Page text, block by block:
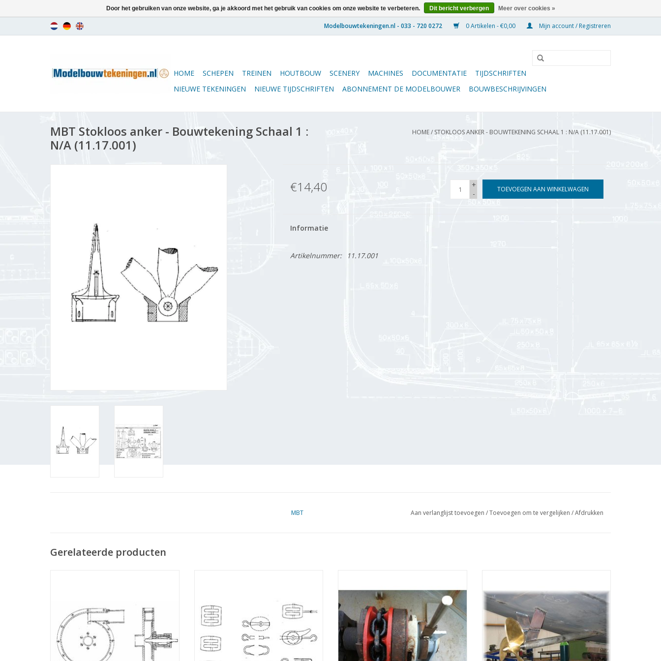
0 Artikelen - €0,00 Mijn account / Registreren
HOME SCHEPEN TREINEN HOUTBOUW SCENERY MACHINES DOCUMENTATIE
TIJDSCHRIFTEN
NIEUWE TEKENINGEN
NIEUWE TIJDSCHRIFTEN ABONNEMENT DE MODELBOUWER BOUWBESCHRIJVINGEN
MBT Stokloos anker - Bouwtekening Schaal 1 :
N/A (11.17.001)
HOME/ STOKLOOS ANKER - BOUWTEKENING SCHAAL 1 : N/A (11.17.001)
€14,40
+
-
TOEVOEGEN AAN WINKELWAGEN
Informatie
Artikelnummer: 11.17.001
MBT Aan verlanglijst toevoegen /Toevoegen om te vergelijken /Afdrukken
Gerelateerde producten
TOEVOEGEN AAN WINKELWAGEN
TOEVOEGEN AAN WINKELWAGEN
Door het gebruiken van onze website, ga je akkoord met het gebruik van cookies om onze website te verbeteren. Dit bericht verbergen Meer over cookies »